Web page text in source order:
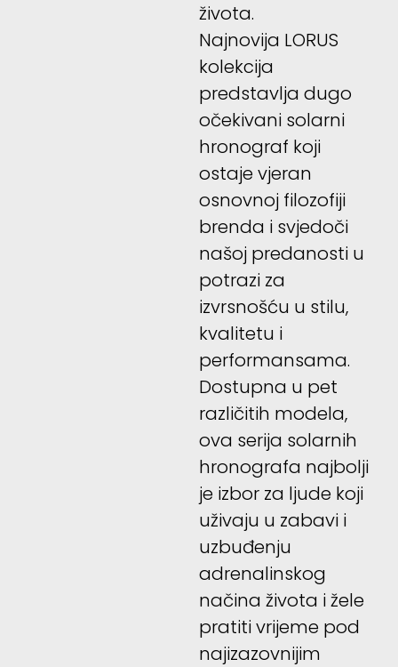
života.
Najnovija LORUS
kolekcija
predstavlja dugo
očekivani solarni
hronograf koji
ostaje vjeran
osnovnoj filozofiji
brenda i svjedoči
našoj predanosti u
potrazi za
izvrsnošću u stilu,
kvalitetu i
performansama.
Dostupna u pet
različitih modela,
ova serija solarnih
hronografa najbolji
je izbor za ljude koji
uživaju u zabavi i
uzbuđenju
adrenalinskog
načina života i žele
pratiti vrijeme pod
najizazovnijim